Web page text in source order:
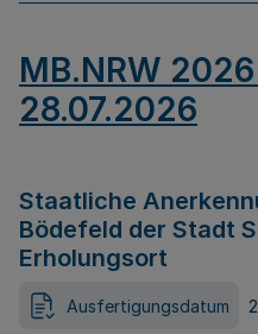
MB.NRW
28.07.2026
Staatliche
Bödefeld der Stadt
Erholungsort
Ausfertigungsdatum